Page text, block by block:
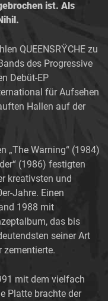
ist. Als
QUEENSRŸCHE zu
des Progressive
Debüt-EP
für Aufsehen
Hallen auf der
„The Warning“ (1984)
(1986) festigten
kreativsten und
Jahre. Einen
1988 mit
das bis
seiner Art
zementierte.
mit dem vielfach
Platte brachte der